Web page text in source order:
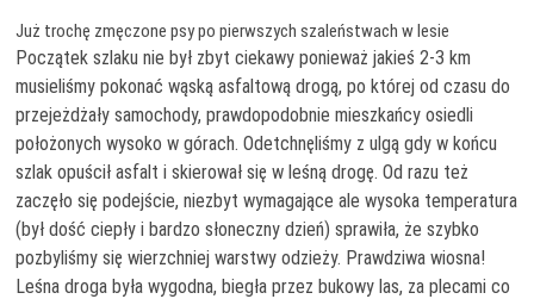
Już trochę zmęczone psy po pierwszych szaleństwach w lesie
Początek szlaku nie był zbyt ciekawy ponieważ jakieś 2-3 km
musieliśmy pokonać wąską asfaltową drogą, po której od czasu do
przejeżdżały samochody, prawdopodobnie mieszkańcy osiedli
położonych wysoko w górach. Odetchnęliśmy z ulgą gdy w końcu
szlak opuścił asfalt i skierował się w leśną drogę. Od razu też
zaczęło się podejście, niezbyt wymagające ale wysoka temperatura
(był dość ciepły i bardzo słoneczny dzień) sprawiła, że szybko
pozbyliśmy się wierzchniej warstwy odzieży. Prawdziwa wiosna!
Leśna droga była wygodna, biegła przez bukowy las, za plecami co